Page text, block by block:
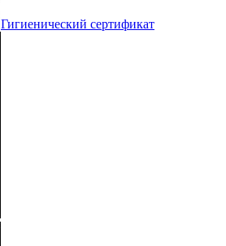
Гигиенический сертификат